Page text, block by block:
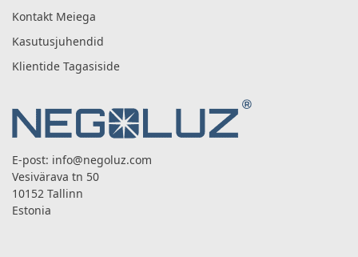
Kontakt Meiega
Kasutusjuhendid
Klientide Tagasiside
E-post: info@negoluz.com
Vesivärava tn 50
10152 Tallinn
Estonia